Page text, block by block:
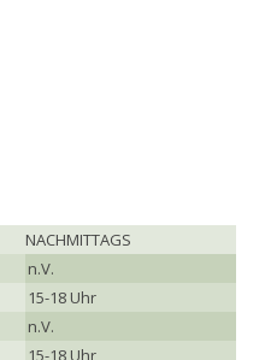
NACHMITTAGS
n.V.
15-18 Uhr
n.V.
15-18 Uhr